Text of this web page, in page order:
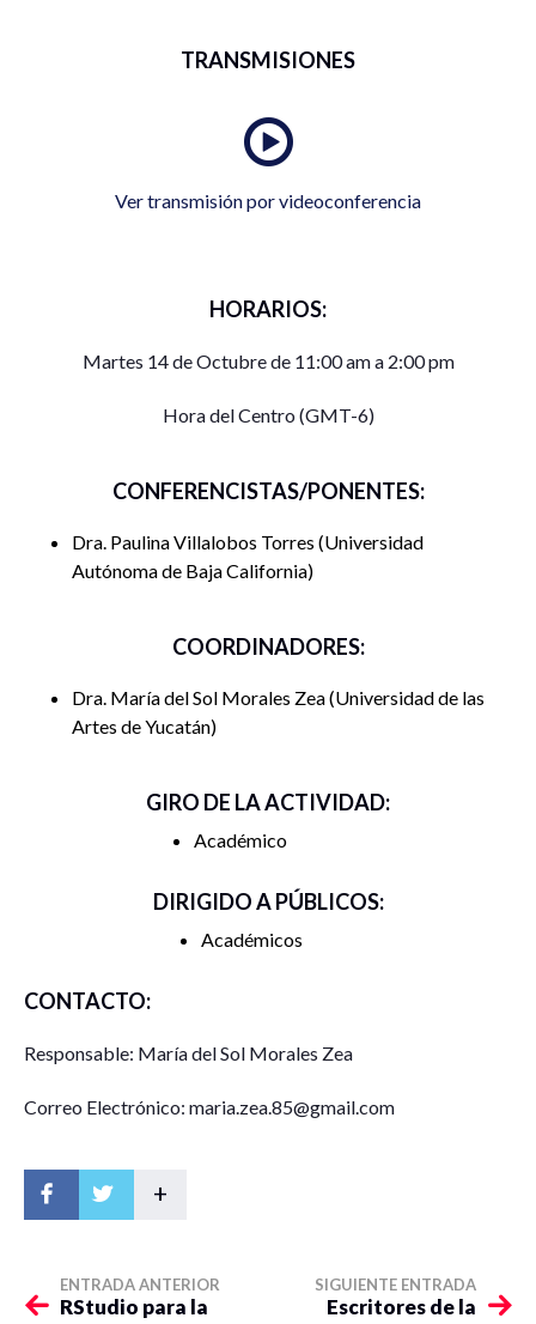
TRANSMISIONES
Ver transmisión por videoconferencia
HORARIOS:
Martes 14 de Octubre de 11:00 am a 2:00 pm
Hora del Centro (GMT-6)
CONFERENCISTAS/PONENTES:
Dra. Paulina Villalobos Torres Universidad
Autónoma de Baja California
COORDINADORES:
Dra. María del Sol Morales Zea Universidad de las
Artes de Yucatán
GIRO DE LA ACTIVIDAD:
Académico
DIRIGIDO A PÚBLICOS:
Académicos
CONTACTO:
Responsable: María del Sol Morales Zea
Correo Electrónico: maria.zea.85@gmail.com
+
ENTRADA ANTERIOR
RStudio para la
SIGUIENTE ENTRADA
Escritores de la